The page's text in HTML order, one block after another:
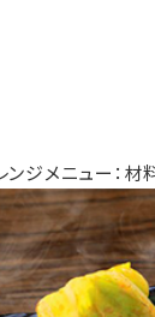
ンジメニュー：材